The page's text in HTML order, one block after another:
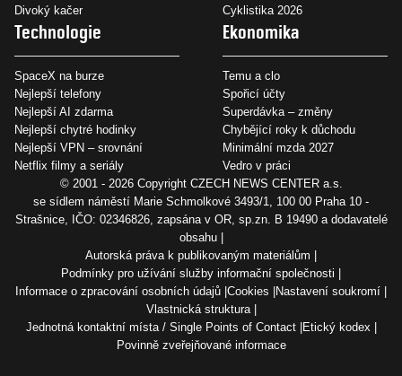
Divoký kačer
Cyklistika 2026
Technologie
SpaceX na burze
Nejlepší telefony
Nejlepší AI zdarma
Nejlepší chytré hodinky
Nejlepší VPN – srovnání
Netflix filmy a seriály
Ekonomika
Temu a clo
Spořicí účty
Superdávka – změny
Chybějící roky k důchodu
Minimální mzda 2027
Vedro v práci
© 2001 - 2026 Copyright CZECH NEWS CENTER a.s.
se sídlem náměstí Marie Schmolkové 3493/1, 100 00 Praha 10 -
Strašnice, IČO: 02346826, zapsána v OR, sp.zn. B 19490 a dodavatelé
obsahu
Autorská práva k publikovaným materiálům
Podmínky pro užívání služby informační společnosti
Informace o zpracování osobních údajů Cookies Nastavení soukromí
Vlastnická struktura
Jednotná kontaktní místa / Single Points of Contact Etický kodex
Povinně zveřejňované informace